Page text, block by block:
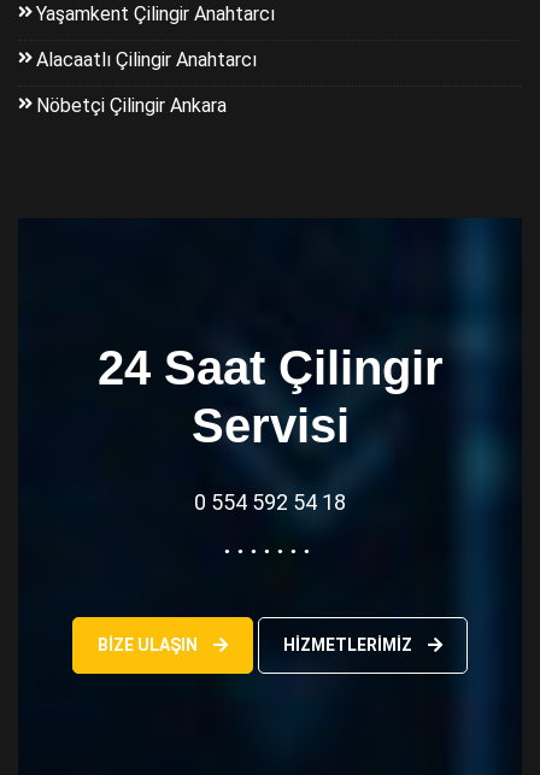
Yaşamkent Çilingir Anahtarcı
Alacaatlı Çilingir Anahtarcı
Nöbetçi Çilingir Ankara
24 Saat Çilingir
Servisi
0 554 592 54 18
BIZE ULAŞIN HIZMETLERIMIZ